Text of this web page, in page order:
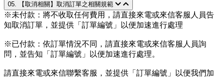
05. 【取消相關】取消訂單之相關規範
※未付款：將不收取任何費用，請直接來電或來信客服人員告
知取消訂單，並提供「訂單編號」以便加速進行處理
※已付款：依訂單情況不同，請直接來電或來信客服人員詢
問，並告知「訂單編號」以便加速進行處理。
請直接來電或來信聯繫客服，並提供「訂單編號」以便我們加